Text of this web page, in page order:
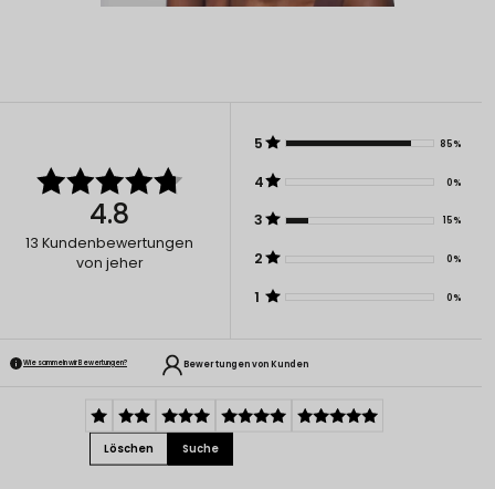
4.8
13 Kundenbewertungen
von jeher
5 85%
4 0%
3 15%
2 0%
1 0%
Wie sammeln wir Bewertungen? Bewertungen von Kunden
Löschen Suche